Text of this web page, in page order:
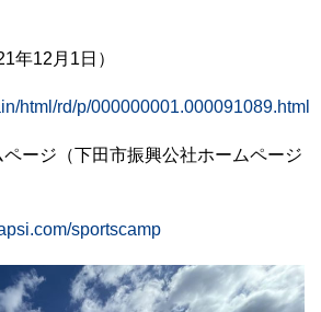
年12月1日）
html/rd/p/000000001.000091089.html
ージ（下田市振興公社ホームページ
sportscamp